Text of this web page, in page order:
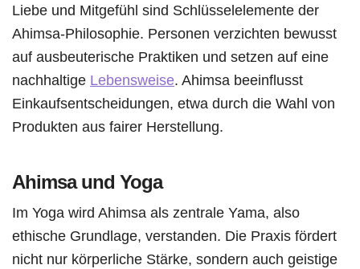
Liebe und Mitgefühl sind Schlüsselelemente der
Ahimsa-Philosophie. Personen verzichten bewusst
auf ausbeuterische Praktiken und setzen auf eine
nachhaltige Lebensweise. Ahimsa beeinflusst
Einkaufsentscheidungen, etwa durch die Wahl von
Produkten aus fairer Herstellung.
Ahimsa und Yoga
Im Yoga wird Ahimsa als zentrale Yama, also
ethische Grundlage, verstanden. Die Praxis fördert
nicht nur körperliche Stärke, sondern auch geistige